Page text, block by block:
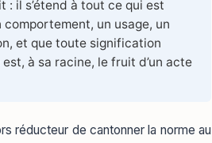
: il s’étend à tout ce qui est
un usage, un
et que toute signification
à sa racine, le fruit d’un acte
réducteur de cantonner la norme au